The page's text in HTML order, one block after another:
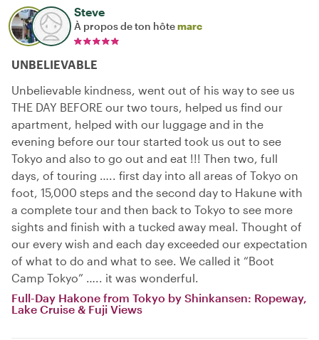
Steve
À propos de ton hôtemarc
UNBELIEVABLE
Unbelievable kindness, went out of his way to see us
THE DAY BEFORE our two tours, helped us find our
apartment, helped with our luggage and in the
evening before our tour started took us out to see
Tokyo and also to go out and eat !!! Then two, full
days, of touring ….. first day into all areas of Tokyo on
foot, 15,000 steps and the second day to Hakune with
a complete tour and then back to Tokyo to see more
sights and finish with a tucked away meal. Thought of
our every wish and each day exceeded our expectation
of what to do and what to see. We called it “Boot
Camp Tokyo” ….. it was wonderful.
Full-Day Hakone from Tokyo by Shinkansen: Ropeway,
Lake Cruise & Fuji Views